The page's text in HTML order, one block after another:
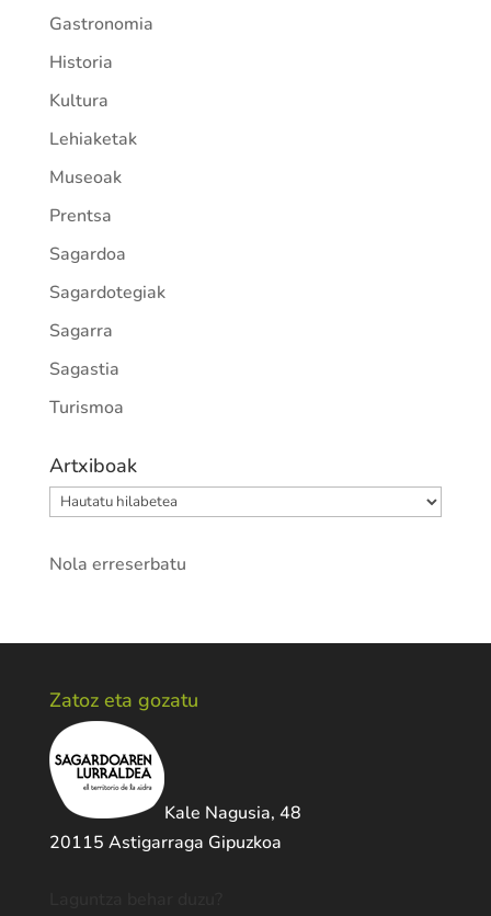
Gastronomia
Historia
Kultura
Lehiaketak
Museoak
Prentsa
Sagardoa
Sagardotegiak
Sagarra
Sagastia
Turismoa
Artxiboak
Artxiboak
Nola erreserbatu
Zatoz eta gozatu
Kale Nagusia, 48
20115 Astigarraga Gipuzkoa